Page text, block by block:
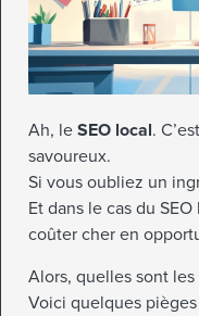
Ah, le SEO local.
savoureux.
Si vous oubliez un
Et dans le cas du
coûter cher en
Alors, quelles sont
Voici quelques